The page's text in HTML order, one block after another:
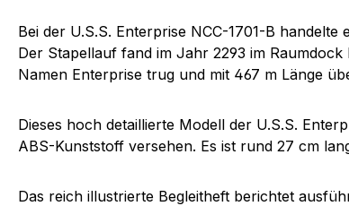
Bei der U.S.S. Enterprise NCC-1701-B
Der Stapellauf fand im Jahr 2293 im
Namen Enterprise trug und mit 467 m Länge
Dieses hoch detaillierte Modell der U.S.S.
ABS-Kunststoff versehen. Es ist rund 27 cm
Das reich illustrierte Begleitheft berichtet